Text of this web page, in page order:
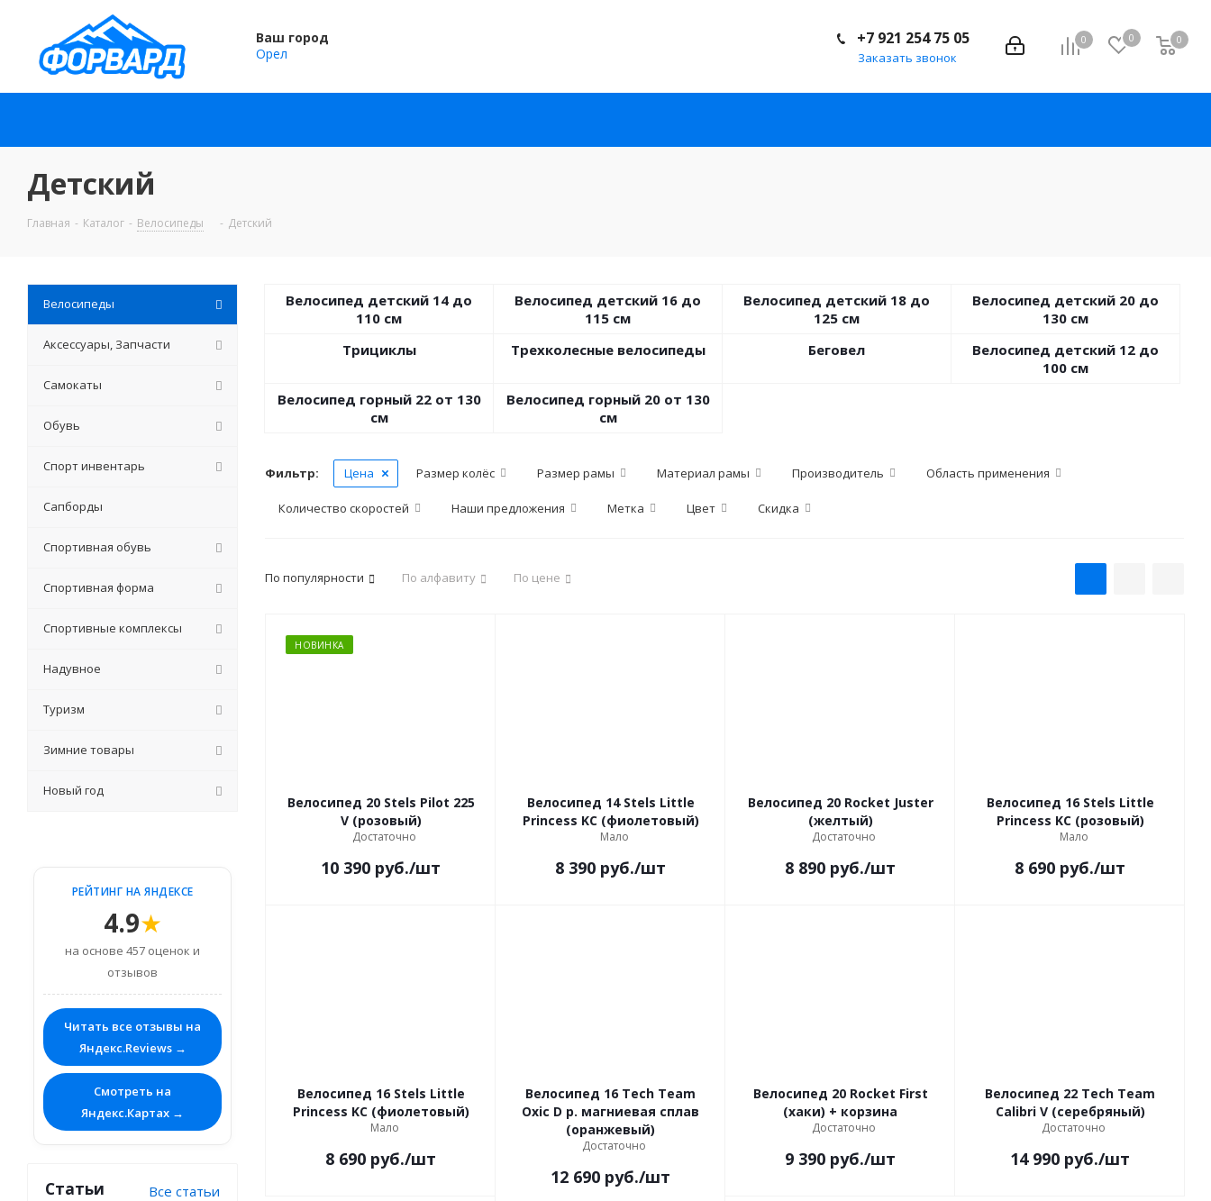
Ваш город
Орел
0 0 0
+7 921 254 75 05
Заказать звонок
Детский
Главная - Каталог - Велосипеды - Детский
Велосипед детский 14 до
110 см
Велосипед детский 16 до
115 см
Велосипед детский 18 до
125 см
Велосипед детский 20 до
130 см
Трициклы
Трехколесные велосипеды Беговел
Велосипед детский 12 до
100 см
Велосипед горный 22 от 130
см
Велосипед горный 20 от 130
см
Фильтр: Цена Размер колёс Размер рамы Материал рамы Производитель Область применения
Количество скоростей Наши предложения Метка Цвет Скидка
По популярности По алфавиту По цене
НОВИНКА
Велосипед 20 Stels Pilot 225
V (розовый)
Достаточно
10 390 руб./шт
Велосипед 14 Stels Little
Princess KC (фиолетовый)
Мало
8 390 руб./шт
Велосипед 20 Rocket Juster
(желтый)
Достаточно
8 890 руб./шт
Велосипед 16 Stels Little
Princess KC (розовый)
Мало
8 690 руб./шт
Велосипед 16 Stels Little
Princess KC (фиолетовый)
Мало
8 690 руб./шт
Велосипед 16 Tech Team
Oxic D р. магниевая сплав
(оранжевый)
Достаточно
12 690 руб./шт
Велосипед 20 Rocket First
(хаки) + корзина
Достаточно
9 390 руб./шт
Велосипед 22 Tech Team
Calibri V (серебряный)
Достаточно
14 990 руб./шт
Велосипеды
Аксессуары, Запчасти
Самокаты
Обувь
Спорт инвентарь
Сапборды
Спортивная обувь
Спортивная форма
Спортивные комплексы
Надувное
Туризм
Зимние товары
Новый год
РЕЙТИНГ НА ЯНДЕКСЕ
4.9★
на основе 457 оценок и
отзывов
Читать все отзывы на
Яндекс.Reviews →
Смотреть на
Яндекс.Картах →
Статьи Все статьи